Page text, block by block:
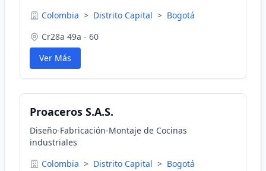
Colombia > Distrito Capital > Bogotá
Cr28a 49a - 60
Ver Más
Proaceros S.A.S.
Diseño-Fabricación-Montaje de Cocinas
industriales
Colombia > Distrito Capital > Bogotá